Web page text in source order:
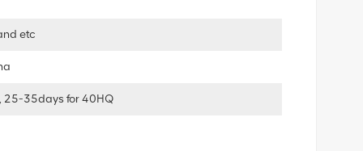
etc
25-35days for 40HQ